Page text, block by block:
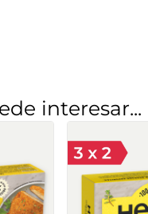
interesar...